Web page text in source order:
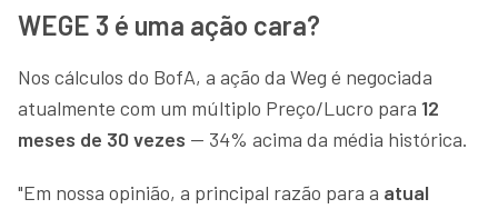
WEGE 3 é uma ação cara?
Nos cálculos do BofA, a ação da Weg é negociada
atualmente com um múltiplo Preço/Lucro para 12
meses de 30 vezes — 34% acima da média histórica.
"Em nossa opinião, a principal razão para a atual